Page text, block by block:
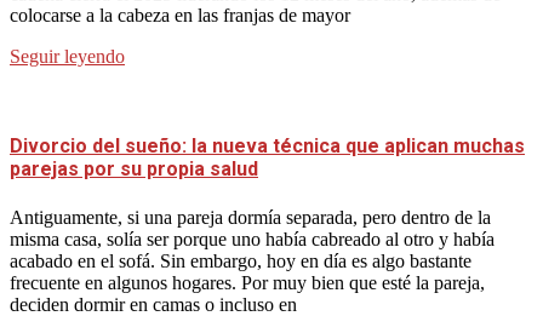
colocarse a la cabeza en las franjas de mayor
Seguir leyendo
Divorcio del sueño: la nueva técnica que aplican muchas
parejas por su propia salud
Antiguamente, si una pareja dormía separada, pero dentro de la
misma casa, solía ser porque uno había cabreado al otro y había
acabado en el sofá. Sin embargo, hoy en día es algo bastante
frecuente en algunos hogares. Por muy bien que esté la pareja,
deciden dormir en camas o incluso en